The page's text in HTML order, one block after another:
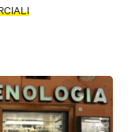
Musei e Collezioni
Luoghi di sport e motori
PERIODO